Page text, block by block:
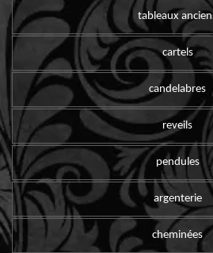
tableaux
cartels
candelabres
reveils
pendules
argenterie
cheminées